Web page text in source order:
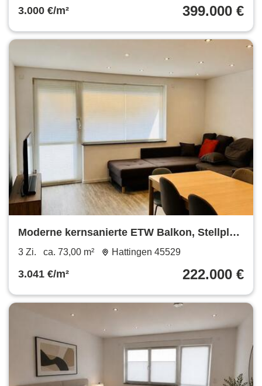
3.000 €/m² 399.000 €
Moderne kernsanierte ETW Balkon, Stellplatz
& Keller
3 Zi. ca. 73,00 m² Hattingen 45529
3.041 €/m² 222.000 €